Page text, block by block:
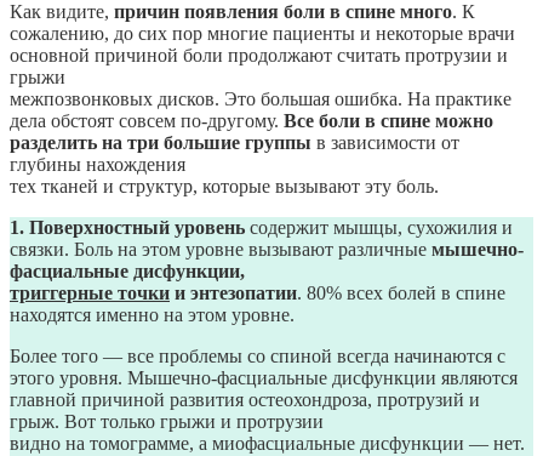
Как видите, причин появления боли в спине много. К
сожалению, до сих пор многие пациенты и некоторые врачи
основной причиной боли продолжают считать протрузии и
грыжи
межпозвонковых дисков. Это большая ошибка. На практике
дела обстоят совсем по-другому. Все боли в спине можно
разделить на три большие группы в зависимости от
глубины нахождения
тех тканей и структур, которые вызывают эту боль.
1. Поверхностный уровень содержит мышцы, сухожилия и
связки. Боль на этом уровне вызывают различные мышечно-
фасциальные дисфункции,
триггерные точки и энтезопатии. 80% всех болей в спине
находятся именно на этом уровне.
Более того — все проблемы со спиной всегда начинаются с
этого уровня. Мышечно-фасциальные дисфункции являются
главной причиной развития остеохондроза, протрузий и
грыж. Вот только грыжи и протрузии
видно на томограмме, а миофасциальные дисфункции — нет.